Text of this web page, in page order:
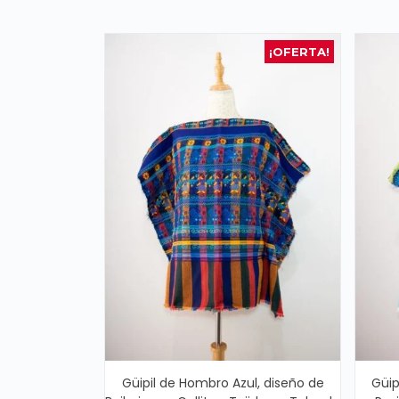
¡OFERTA!
Güipil de Hombro Azul, diseño de